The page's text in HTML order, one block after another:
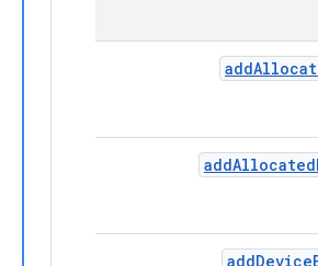
add
addAllocated
addDevice